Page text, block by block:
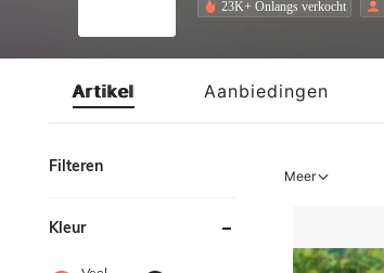
23K+ Onlangs verkocht
Artikel Aanbiedingen
Filteren
Kleur
Meer